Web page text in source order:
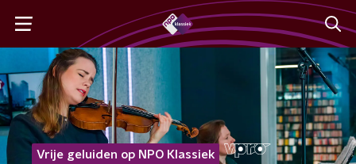
Vrije geluiden op NPO Klassiek